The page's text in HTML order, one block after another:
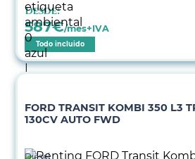
Desde:
587€/mes+IVA
Todo incluido
FORD TRANSIT KOMBI 350 L3
130CV AUTO FWD
Diésel